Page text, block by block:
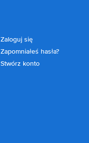
Zaloguj się
Zapomniałeś hasła?
Stwórz konto